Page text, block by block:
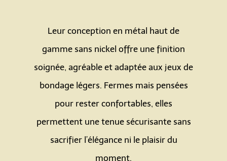
Leur conception en métal haut de
gamme sans nickel offre une finition
soignée, agréable et adaptée aux jeux de
bondage légers. Fermes mais pensées
pour rester confortables, elles
permettent une tenue sécurisante sans
sacrifier l’élégance ni le plaisir du
moment.